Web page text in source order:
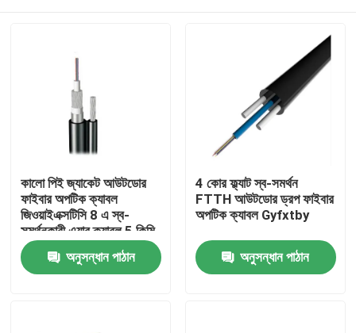
কালো পিই জ্যাকেট আউটডোর
ফাইবার অপটিক ক্যাবল
জিওয়াইএক্সটিসি 8 এ স্ব-
সমর্থনকারী এয়ার ক্যাবল 5 কিমি
ক্যাবল দৈর্ঘ্যের সাথে
অনুসন্ধান পাঠান
4 কোর ফ্ল্যাট স্ব-সমর্থন
FTTH আউটডোর ড্রপ ফাইবার
অপটিক ক্যাবল Gyfxtby
অনুসন্ধান পাঠান